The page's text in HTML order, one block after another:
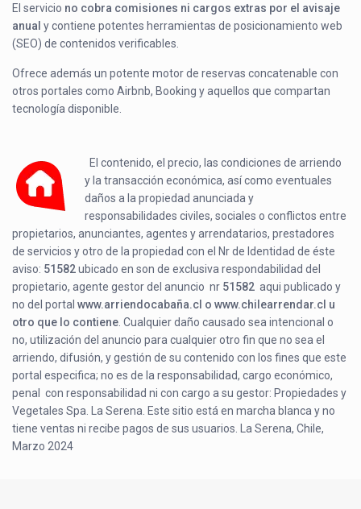
El servicio no cobra comisiones ni cargos extras por el avisaje
anual y contiene potentes herramientas de posicionamiento web
(SEO) de contenidos verificables.
Ofrece además un potente motor de reservas concatenable con
otros portales como Airbnb, Booking y aquellos que compartan
tecnología disponible.
El contenido, el precio, las condiciones de arriendo
y la transacción económica, así como eventuales
daños a la propiedad anunciada y
responsabilidades civiles, sociales o conflictos entre
propietarios, anunciantes, agentes y arrendatarios, prestadores
de servicios y otro de la propiedad con el Nr de Identidad de éste
aviso: 51582ubicado enson de exclusiva respondabilidad del
propietario, agente gestor del anuncio nr 51582 aqui publicado y
no del portalwww.arriendocabaña.cl o www.chilearrendar.cl u
otro que lo contiene . Cualquier daño causado sea intencional o
no, utilización del anuncio para cualquier otro fin que no sea el
arriendo, difusión, y gestión de su contenido con los fines que este
portal especifica; no es de la responsabilidad, cargo económico,
penal con responsabilidad ni con cargo a su gestor: Propiedades y
Vegetales Spa. La Serena. Este sitio está en marcha blanca y no
tiene ventas ni recibe pagos de sus usuarios. La Serena, Chile,
Marzo 2024